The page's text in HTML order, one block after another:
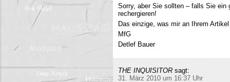
Sorry, aber Sie sollten – falls Sie ein
rechergieren!
Das einzige, was mir an Ihrem
MfG
Detlef Bauer
THE INQUISITOR sagt:
31. März 2010 um 16:37 Uhr